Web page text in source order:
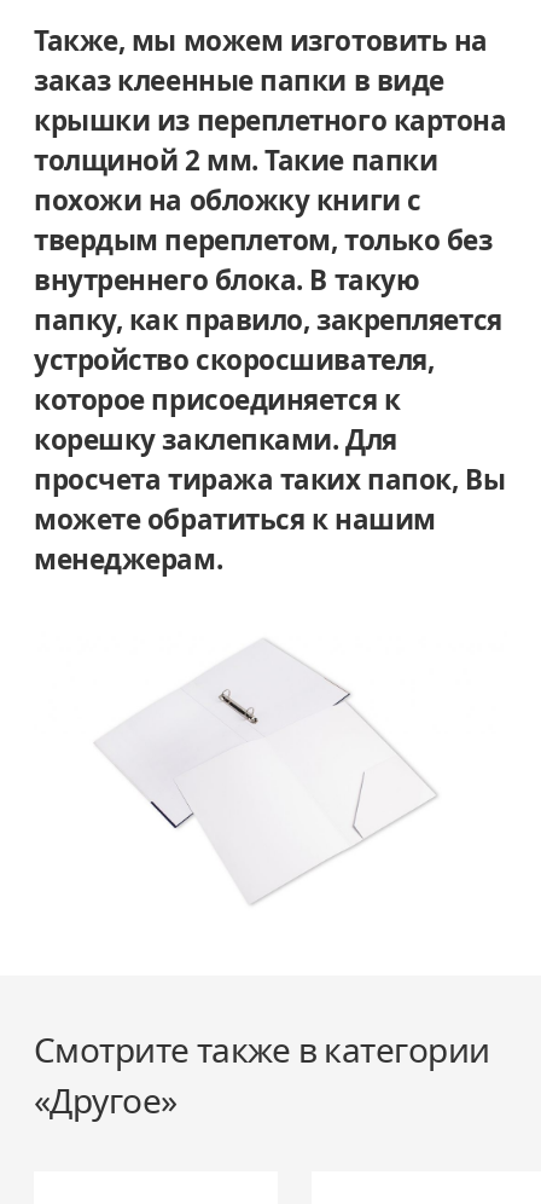
Также, мы можем изготовить на
заказ клеенные папки в виде
крышки из переплетного картона
толщиной 2 мм. Такие папки
похожи на обложку книги с
твердым переплетом, только без
внутреннего блока. В такую
папку, как правило, закрепляется
устройство скоросшивателя,
которое присоединяется к
корешку заклепками. Для
просчета тиража таких папок, Вы
можете обратиться к нашим
менеджерам.
Смотрите также в категории
«Другое»